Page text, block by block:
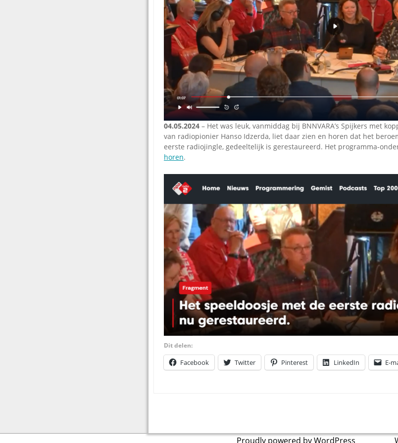
Omroepbanden
Stoomfluit Klaas
Vaak
Uitvinding
jinglecassette
04.05.2024 – Het was leuk, vanmiddag bij BNNVARA’s Spijkers met
van radiopionier Hanso Idzerda, liet daar zien en horen dat het
eerste radiojingle, gedeeltelijk is gerestaureerd. Het programma-
horen.
Dit delen:
Facebook Twitter Pinterest LinkedIn E-
Proudly powered by WordPress